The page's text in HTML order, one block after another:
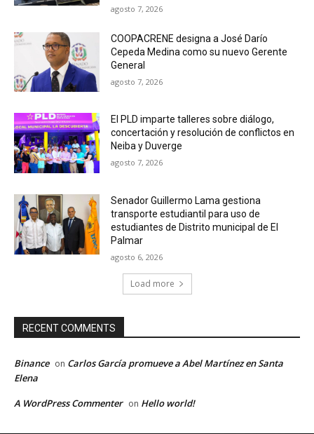
agosto 7, 2026
COOPACRENE designa a José Darío
Cepeda Medina como su nuevo Gerente
General
agosto 7, 2026
El PLD imparte talleres sobre diálogo,
concertación y resolución de conflictos en
Neiba y Duverge
agosto 7, 2026
Senador Guillermo Lama gestiona
transporte estudiantil para uso de
estudiantes de Distrito municipal de El
Palmar
agosto 6, 2026
Load more
RECENT COMMENTS
Binance on Carlos García promueve a Abel Martínez en Santa
Elena
A WordPress Commenter on Hello world!